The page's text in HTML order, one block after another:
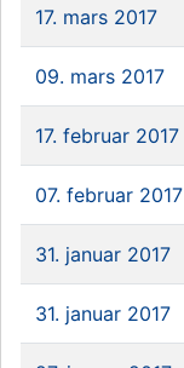
17. mars 2017
09. mars 2017
17. februar 2017
07. februar 2017
31. januar 2017
31. januar 2017